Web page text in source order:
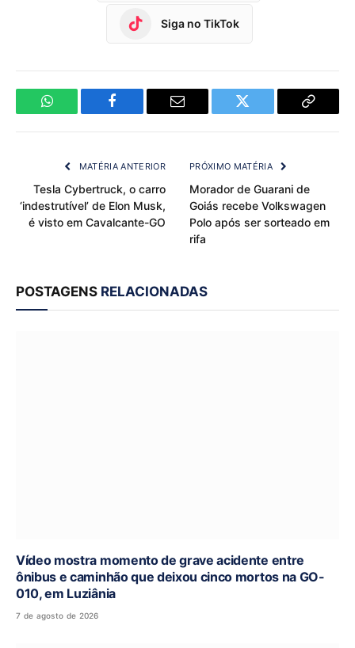
Siga no TikTok
WhatsApp Facebook Email Twitter
Copy
MATÉRIA ANTERIOR
Tesla Cybertruck, o carro
‘indestrutível’ de Elon Musk,
é visto em Cavalcante-GO
PRÓXIMO MATÉRIA
Morador de Guarani de
Goiás recebe Volkswagen
Polo após ser sorteado em
rifa
POSTAGENS RELACIONADAS
Vídeo mostra momento de grave acidente entre
ônibus e caminhão que deixou cinco mortos na GO-
010, em Luziânia
7 de agosto de 2026